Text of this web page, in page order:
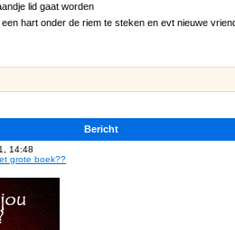
lid gaat worden
hart onder de riem te steken en evt nieuwe
Bericht
14:48
grote boek??